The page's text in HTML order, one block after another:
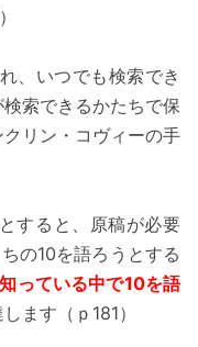
、いつでも検索でき
索できるかたちで保
リン・コヴィーの手
すると、原稿が必要
の10を語ろうとする
っている中で10を語
ます（ｐ181）